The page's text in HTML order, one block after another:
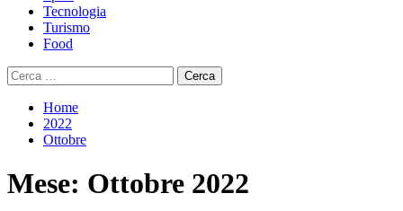
Tecnologia
Turismo
Food
Ricerca
per:
Home
2022
Ottobre
Mese: Ottobre 2022